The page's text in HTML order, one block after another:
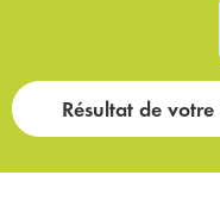
Résultat de